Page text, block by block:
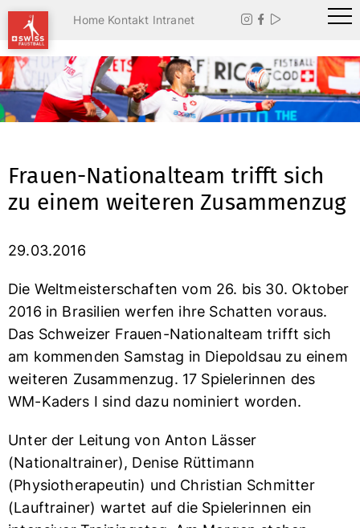
Home Kontakt Intranet   
Frauen-Nationalteam trifft sich
zu einem weiteren Zusammenzug
29.03.2016
Die Weltmeisterschaften vom 26. bis 30. Oktober
2016 in Brasilien werfen ihre Schatten voraus.
Das Schweizer Frauen-Nationalteam trifft sich
am kommenden Samstag in Diepoldsau zu einem
weiteren Zusammenzug. 17 Spielerinnen des
WM-Kaders I sind dazu nominiert worden.
Unter der Leitung von Anton Lässer
(Nationaltrainer), Denise Rüttimann
(Physiotherapeutin) und Christian Schmitter
(Lauftrainer) wartet auf die Spielerinnen ein